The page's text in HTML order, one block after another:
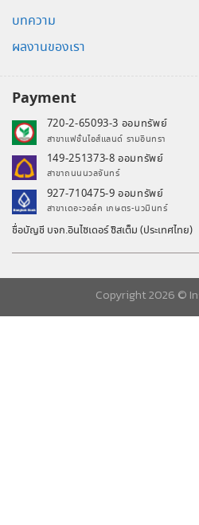
บทความ
ผลงานของเรา
Payment
720-2-65093-3 ออมทรัพย์
สาขาแฟชั่นไอส์แลนด์ รามอินทรา
149-251373-8 ออมทรัพย์
สาขาถนนนวลจันทร์
927-710475-9 ออมทรัพย์
สาขาเดอะวอล์ค เกษตร-นวมินทร์
ชื่อบัญชี บจก.อินไซเดอร์ ซิสเต็ม (ประเทศไทย)
Copyright 2026 ©